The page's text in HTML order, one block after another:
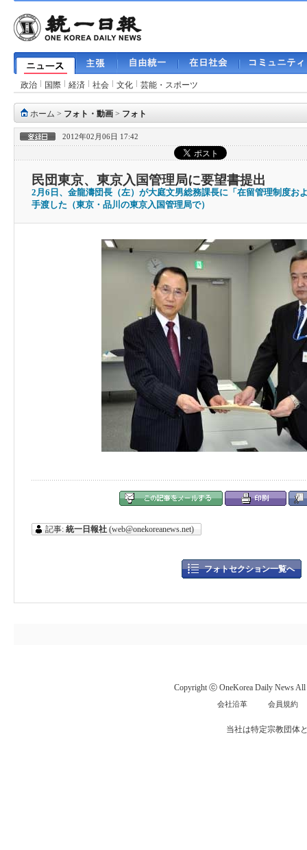
政治 国際 経済 社会 文化 芸能・スポーツ
ホーム > フォト・動画 > フォト
2012年02月06日 17:42
民団東京、東京入国管理局に要望書提出
2月6日、金龍濤団長（左）が大庭文男総務課長に「在留管理制度お
手渡した（東京・品川の東京入国管理局で）
記事: 統一日報社 (web@onekoreanews.net)
フォトセクション一覧へ
Copyright ⓒ OneKorea Daily News All
会社沿革 会員規約
当社は特定宗教団体